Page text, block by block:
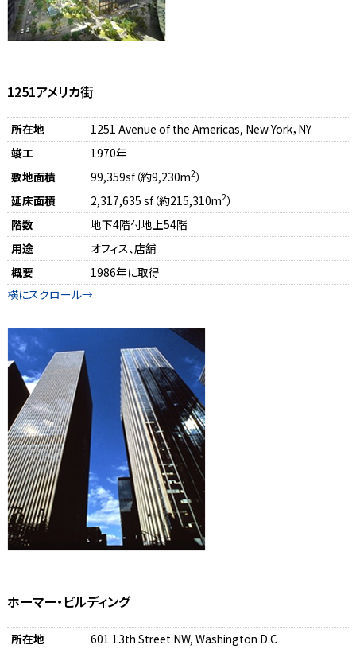
1251アメリカ街
所在地
1251 Avenue of the Americas, New York，NY
竣工
1970年
敷地面積
99,359sf（約9,230m2）
延床面積
2,317,635 sf（約215,310m2）
階数
地下4階付地上54階
用途
オフィス、店舗
概要
1986年に取得
ホーマー・ビルディング
所在地
601 13th Street NW, Washington D.C